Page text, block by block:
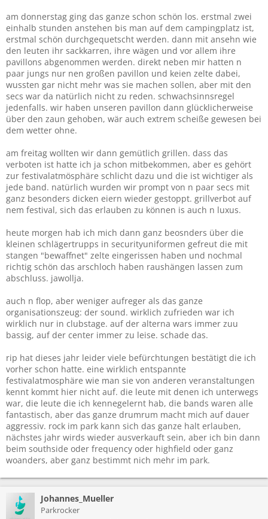
am donnerstag ging das ganze schon schön los. erstmal zwei
einhalb stunden anstehen bis man auf dem campingplatz ist,
erstmal schön durchgequetscht werden. dann mit ansehn wie
den leuten ihr sackkarren, ihre wägen und vor allem ihre
pavillons abgenommen werden. direkt neben mir hatten n
paar jungs nur nen großen pavillon und keien zelte dabei,
wussten gar nicht mehr was sie machen sollen, aber mit den
secs war da natürlich nicht zu reden. schwachsinnsregel
jedenfalls. wir haben unseren pavillon dann glücklicherweise
über den zaun gehoben, wär auch extrem scheiße gewesen bei
dem wetter ohne.
am freitag wollten wir dann gemütlich grillen. dass das
verboten ist hatte ich ja schon mitbekommen, aber es gehört
zur festivalatmösphäre schlicht dazu und die ist wichtiger als
jede band. natürlich wurden wir prompt von n paar secs mit
ganz besonders dicken eiern wieder gestoppt. grillverbot auf
nem festival, sich das erlauben zu können is auch n luxus.
heute morgen hab ich mich dann ganz beosnders über die
kleinen schlägertrupps in securityuniformen gefreut die mit
stangen "bewaffnet" zelte eingerissen haben und nochmal
richtig schön das arschloch haben raushängen lassen zum
abschluss. jawollja.
auch n flop, aber weniger aufreger als das ganze
organisationszeug: der sound. wirklich zufrieden war ich
wirklich nur in clubstage. auf der alterna wars immer zuu
bassig, auf der center immer zu leise. schade das.
rip hat dieses jahr leider viele befürchtungen bestätigt die ich
vorher schon hatte. eine wirklich entspannte
festivalatmosphäre wie man sie von anderen veranstaltungen
kennt kommt hier nicht auf. die leute mit denen ich unterwegs
war, die leute die ich kennegelernt hab, die bands waren alle
fantastisch, aber das ganze drumrum macht mich auf dauer
aggressiv. rock im park kann sich das ganze halt erlauben,
nächstes jahr wirds wieder ausverkauft sein, aber ich bin dann
beim southside oder frequency oder highfield oder ganz
woanders, aber ganz bestimmt nich mehr im park.
Johannes_Mueller
Parkrocker